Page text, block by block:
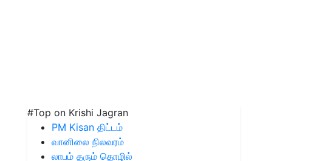
#Top on Krishi Jagran
PM Kisan திட்டம்
வானிலை நிலவரம்
லாபம் தரும் தொழில்